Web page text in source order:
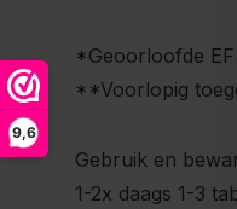
9,6
*Geoorloofde
**Voorlopig
Gebruik en
1-2x daags 1-3